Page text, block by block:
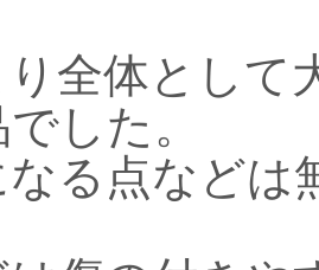
り全体として
した。
る点などは